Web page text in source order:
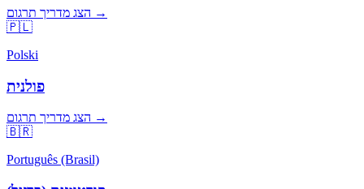
הצג מדריך תרגום →
🇵🇱
Polski
פולנית
הצג מדריך תרגום →
🇧🇷
Português (Brasil)